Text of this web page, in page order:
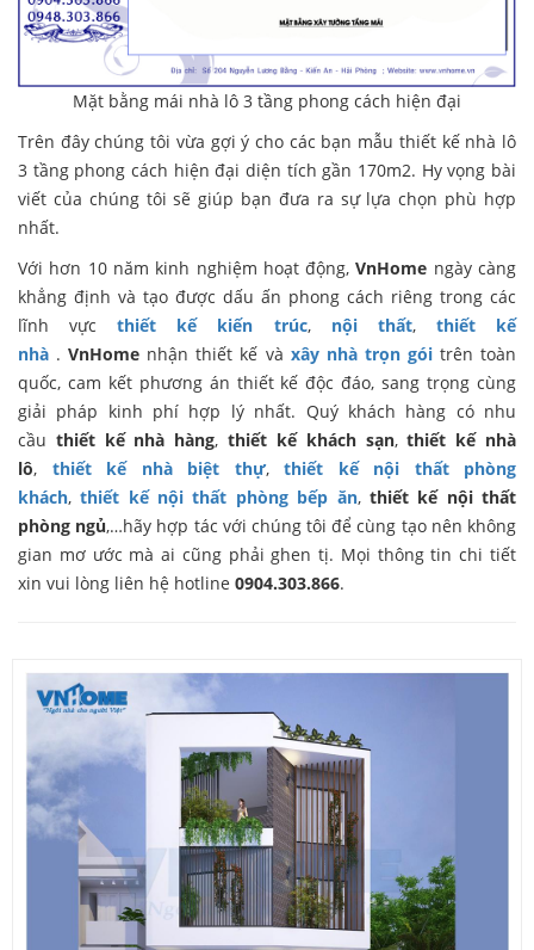
Mặt bằng mái nhà lô 3 tầng phong cách hiện đại
Trên đây chúng tôi vừa gợi ý cho các bạn mẫu thiết kế nhà lô
3 tầng phong cách hiện đại diện tích gần 170m2. Hy vọng bài
viết của chúng tôi sẽ giúp bạn đưa ra sự lựa chọn phù hợp
nhất.
Với hơn 10 năm kinh nghiệm hoạt động, VnHome ngày càng
khẳng định và tạo được dấu ấn phong cách riêng trong các
lĩnh vựcthiết kế kiến trúc, nội thất, thiết kế
nhà .VnHome nhận thiết kế và xây nhà trọn góitrên toàn
quốc, cam kết phương án thiết kế độc đáo, sang trọng cùng
giải pháp kinh phí hợp lý nhất. Quý khách hàng có nhu
cầu thiết kế nhà hàng,thiết kế khách sạn,thiết kế nhà
lô, thiết kế nhà biệt thự, thiết kế nội thất phòng
khách,thiết kế nội thất phòng bếp ăn, thiết kế nội thất
phòng ngủ,…hãy hợp tác với chúng tôi để cùng tạo nên không
gian mơ ước mà ai cũng phải ghen tị. Mọi thông tin chi tiết
xin vui lòng liên hệ hotline 0904.303.866.